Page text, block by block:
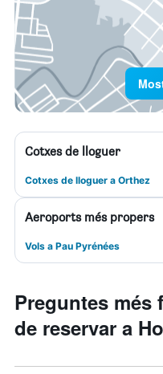
Cotxes de lloguer
Cotxes de lloguer a Orthez
Aeroports més propers
Vols a Pau Pyrénées
Preguntes més
de reservar a